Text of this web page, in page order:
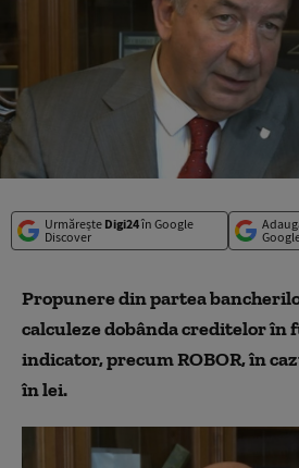
Urmărește Digi24în Google
Discover
Propunere din partea
calculeze dobânda creditelor în
indicator, precum ROBOR, în
în lei.